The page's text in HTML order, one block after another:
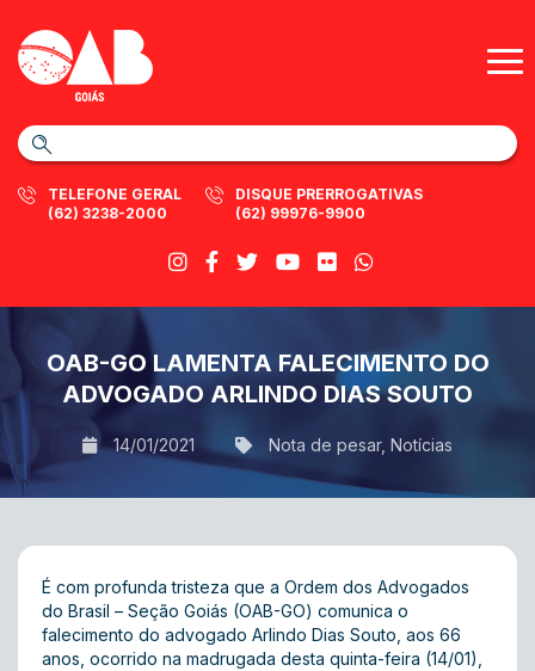
TELEFONE GERAL
(62) 3238-2000
DISQUE PRERROGATIVAS
(62) 99976-9900
OAB-GO LAMENTA FALECIMENTO DO
ADVOGADO ARLINDO DIAS SOUTO
14/01/2021 Nota de pesar, Notícias
É com profunda tristeza que a Ordem dos Advogados
do Brasil – Seção Goiás (OAB-GO) comunica o
falecimento do advogado Arlindo Dias Souto, aos 66
anos, ocorrido na madrugada desta quinta-feira (14/01),